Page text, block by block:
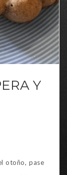
Y
otoño, pase